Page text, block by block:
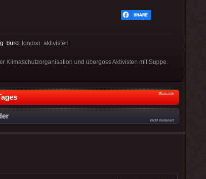
büro london aktivisten
Klimaschutzorganisation und übergoss Aktivisten mit Suppe.
Startseite
nicht moderiert